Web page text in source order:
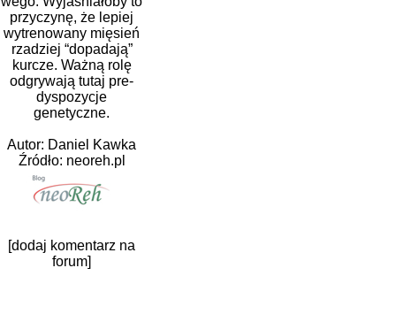
przy­czynę, że lepiej
wytre­no­wany mię­sień
rza­dziej “dopa­dają”
kur­cze. Ważną rolę
odgry­wają tutaj pre­
dys­po­zy­cje
genetyczne.
Autor: Daniel Kawka
Źródło: neoreh.pl
[dodaj komentarz na
forum]